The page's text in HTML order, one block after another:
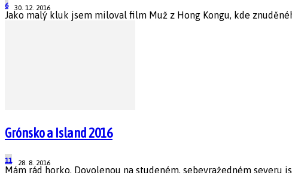
30. 12. 2016
6
Jako malý kluk jsem miloval film Muž z Hong Kongu, kde
Grónsko a Island 2016
28. 8. 2016
11
Mám rád horko. Dovolenou na studeném, sebevražedném